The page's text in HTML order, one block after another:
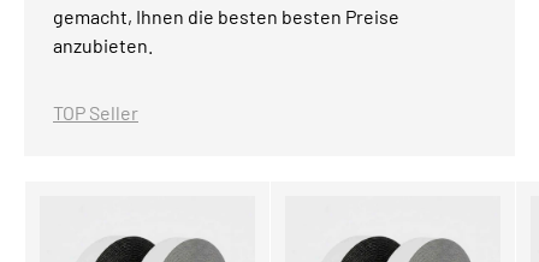
gemacht, Ihnen die besten besten Preise
anzubieten.
TOP Seller